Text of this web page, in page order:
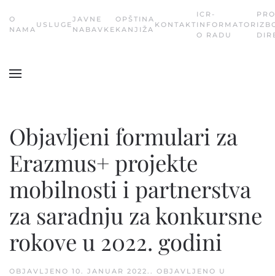
Skip
О
NAMA
USLUGE
JAVNE
NABAVKE
OPŠTINA
KANJIŽA
KONTAKT
ICR-
INFORMATOR
O RADU
Objavljeni formulari za
Erazmus+ projekte
mobilnosti i partnerstva
za saradnju za konkursne
rokove u 2022. godini
OBJAVLJENO 10. JANUAR 2022. . OBJAVLJENO U